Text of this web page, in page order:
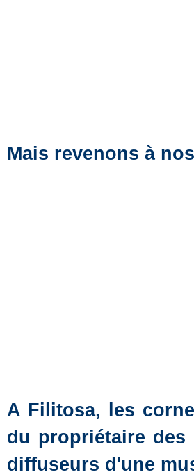
Mais revenons à
A Filitosa, les
du propriétaire des
diffuseurs d'une